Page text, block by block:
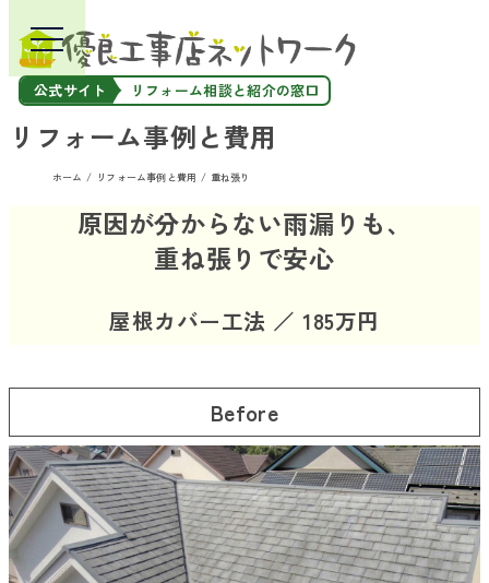
公式サイト リフォーム相談と紹介の窓口
リフォーム事例と費用
ホーム リフォーム事例と費用 重ね張り
原因が分からない雨漏りも、
重ね張りで安心
屋根カバー工法 ／ 185万円
Before